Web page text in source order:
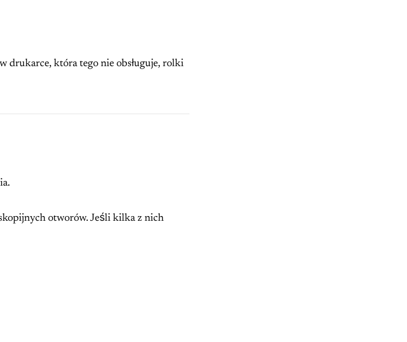
która tego nie obsługuje, rolki
otworów. Jeśli kilka z nich